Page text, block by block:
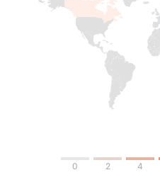
0 2 4